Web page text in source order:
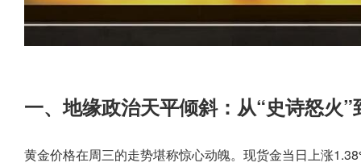
一、地缘政治天平倾斜：从“史诗怒火
黄金价格在周三的走势堪称惊心动魄。现货金当日上涨